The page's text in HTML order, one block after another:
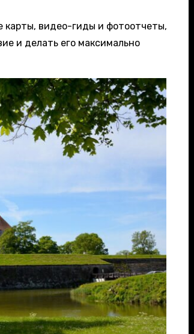
карты, видео-гиды и фотоотчеты,
и делать его максимально